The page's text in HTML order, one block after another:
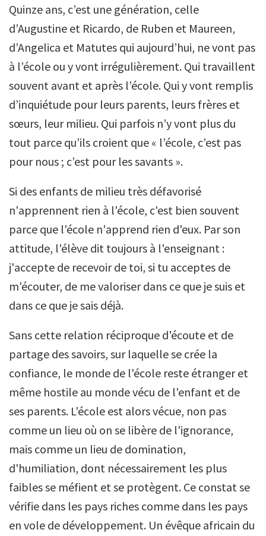
Quinze ans, c’est une génération, celle
d’Augustine et Ricardo, de Ruben et Maureen,
d’Angelica et Matutes qui aujourd’hui, ne vont pas
à l’école ou y vont irrégulièrement. Qui travaillent
souvent avant et après l’école. Qui y vont remplis
d’inquiétude pour leurs parents, leurs frères et
sœurs, leur milieu. Qui parfois n’y vont plus du
tout parce qu’ils croient que « l’école, c’est pas
pour nous ; c’est pour les savants ».
Si des enfants de milieu très défavorisé
n'apprennent rien à l'école, c'est bien souvent
parce que l'école n'apprend rien d'eux. Par son
attitude, l'élève dit toujours à l'enseignant :
j'accepte de recevoir de toi, si tu acceptes de
m'écouter, de me valoriser dans ce que je suis et
dans ce que je sais déjà.
Sans cette relation réciproque d'écoute et de
partage des savoirs, sur laquelle se crée la
confiance, le monde de l'école reste étranger et
même hostile au monde vécu de l'enfant et de
ses parents. L'école est alors vécue, non pas
comme un lieu où on se libère de l'ignorance,
mais comme un lieu de domination,
d'humiliation, dont nécessairement les plus
faibles se méfient et se protègent. Ce constat se
vérifie dans les pays riches comme dans les pays
en vole de développement. Un évêque africain du